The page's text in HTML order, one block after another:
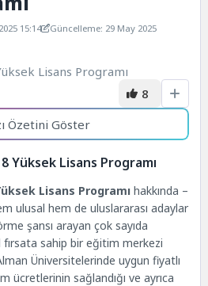
15:14
Güncelleme: 29 May 2025
8
Özetini Göster
Yüksek Lisans Programı
Lisans Programı hakkında –
ulusal hem de uluslararası adaylar
şansı arayan çok sayıda
sahip bir eğitim merkezi
Üniversitelerinde uygun fiyatlı
ücretlerinin sağlandığı ve ayrıca